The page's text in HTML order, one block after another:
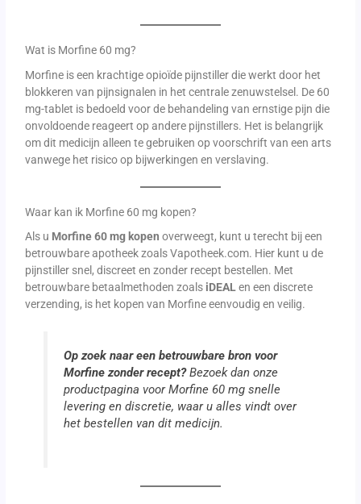
Wat is Morfine 60 mg?
Morfine is een krachtige opioïde pijnstiller die werkt door het
blokkeren van pijnsignalen in het centrale zenuwstelsel. De 60
mg-tablet is bedoeld voor de behandeling van ernstige pijn die
onvoldoende reageert op andere pijnstillers. Het is belangrijk
om dit medicijn alleen te gebruiken op voorschrift van een arts
vanwege het risico op bijwerkingen en verslaving.
Waar kan ik Morfine 60 mg kopen?
Als u Morfine 60 mg kopen overweegt, kunt u terecht bij een
betrouwbare apotheek zoals Vapotheek.com. Hier kunt u de
pijnstiller snel, discreet en zonder recept bestellen. Met
betrouwbare betaalmethoden zoals iDEALen een discrete
verzending, is het kopen van Morfine eenvoudig en veilig.
Op zoek naar een betrouwbare bron voor
Morfine zonder recept?Bezoek dan onze
productpagina voor Morfine 60 mg snelle
levering en discretie, waar u alles vindt over
het bestellen van dit medicijn.